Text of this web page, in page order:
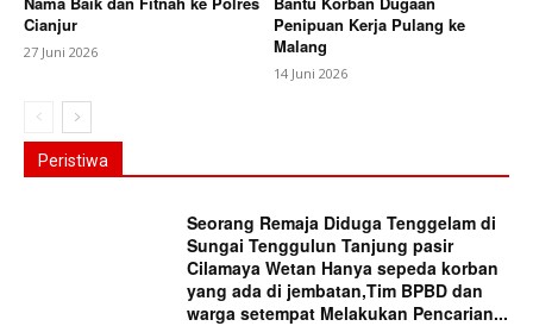
Cianjur
27 Juni 2026
Penipuan Kerja Pulang ke
Malang
14 Juni 2026
Peristiwa
Seorang Remaja Diduga Tenggelam di
Sungai Tenggulun Tanjung pasir
Cilamaya Wetan Hanya sepeda korban
yang ada di jembatan,Tim BPBD dan
warga setempat Melakukan Pencarian...